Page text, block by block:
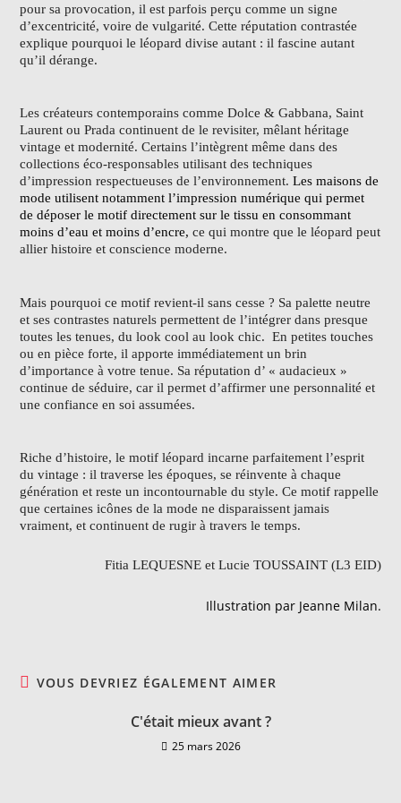
pour sa provocation, il est parfois perçu comme un signe
d’excentricité, voire de vulgarité. Cette réputation contrastée
explique pourquoi le léopard divise autant : il fascine autant
qu’il dérange.
Les créateurs contemporains comme Dolce & Gabbana, Saint
Laurent ou Prada continuent de le revisiter, mêlant héritage
vintage et modernité. Certains l’intègrent même dans des
collections éco-responsables utilisant des techniques
d’impression respectueuses de l’environnement.Les maisons de
mode utilisent notamment l’impression numérique qui permet
de déposer le motif directement sur le tissu en consommant
moins d’eau et moins d’encre, ce qui montre que le léopard peut
allier histoire et conscience moderne.
Mais pourquoi ce motif revient-il sans cesse ? Sa palette neutre
et ses contrastes naturels permettent de l’intégrer dans presque
toutes les tenues, du look cool au look chic. En petites touches
ou en pièce forte, il apporte immédiatement un brin
d’importance à votre tenue. Sa réputation d’ « audacieux »
continue de séduire, car il permet d’affirmer une personnalité et
une confiance en soi assumées.
Riche d’histoire, le motif léopard incarne parfaitement l’esprit
du vintage : il traverse les époques, se réinvente à chaque
génération et reste un incontournable du style. Ce motif rappelle
que certaines icônes de la mode ne disparaissent jamais
vraiment, et continuent de rugir à travers le temps.
Fitia LEQUESNE et Lucie TOUSSAINT (L3 EID)
‎Illustration par Jeanne Milan.
VOUS DEVRIEZ ÉGALEMENT AIMER
C'était mieux avant ?
25 mars 2026